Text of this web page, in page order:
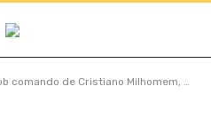
de Cristiano Milhomem, Câmara de São Félix do Araguaia realiza Sessão Solene inaugural de 2025